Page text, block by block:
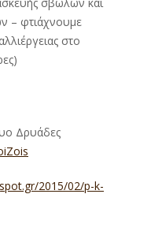
σβώλων και
– φτιάχνουμε
στο
Δρυάδες
2015/02/p-k-